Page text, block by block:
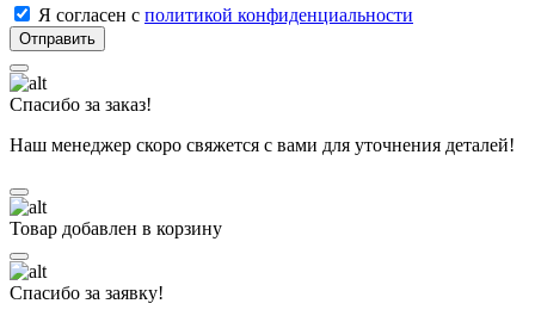
Я согласен с политикой конфиденциальности
Спасибо за заказ!
Наш менеджер скоро свяжется с вами для уточнения деталей!
Товар добавлен в корзину
Спасибо за заявку!